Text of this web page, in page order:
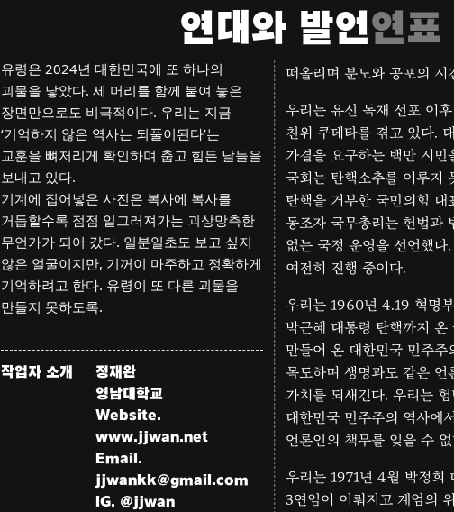
연대와 발언연표
알았던 오랜 쿠데타 유령은 사라지지 않았고
끈질기게 어딘가에 숨어 있었다. 그리고
유령은 2024년 대한민국에 또 하나의
괴물을 낳았다. 세 머리를 함께 붙여 놓은
장면만으로도 비극적이다. 우리는 지금
‘기억하지 않은 역사는 되풀이된다’는
교훈을 뼈저리게 확인하며 춥고 힘든 날들을
보내고 있다.
기계에 집어넣은 사진은 복사에 복사를
거듭할수록 점점 일그러져가는 괴상망측한
무언가가 되어 갔다. 일분일초도 보고 싶지
않은 얼굴이지만, 기꺼이 마주하고 정확하게
기억하려고 한다. 유령이 또 다른 괴물을
만들지 못하도록.
작업자 소개
정재완
영남대학교
Website.
www.jjwan.net
Email.
jjwankk@gmail.com
IG. @jjwan
총구를 겨눈 계엄군의 난
모든 언론인은 군홧발에 짓
군사독재 시절 언론 검열과
떠올리며 분노와 공포의 시
우리는 유신 독재 선포 이
친위 쿠데타를 겪고 있다.
가결을 요구하는 백만 시민
국회는 탄핵소추를 이루지
탄핵을 거부한 국민의힘 대
동조자 국무총리는 헌법과
없는 국정 운영을 선언했다
여전히 진행 중이다.
우리는 1960년 4.19 혁명
박근혜 대통령 탄핵까지 온
만들어 온 대한민국 민주주
목도하며 생명과도 같은 언
가치를 되새긴다. 우리는
대한민국 민주주의 역사에
언론인의 책무를 잊을 수
우리는 1971년 4월 박정희
3연임이 이뤄지고 계엄의